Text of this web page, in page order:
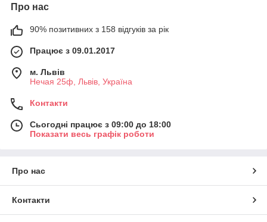
Про нас
90% позитивних з 158 відгуків за рік
Працює з 09.01.2017
м. Львів
Нечая 25ф, Львів, Україна
Контакти
Сьогодні працює з 09:00 до 18:00
Показати весь графік роботи
Про нас
Контакти